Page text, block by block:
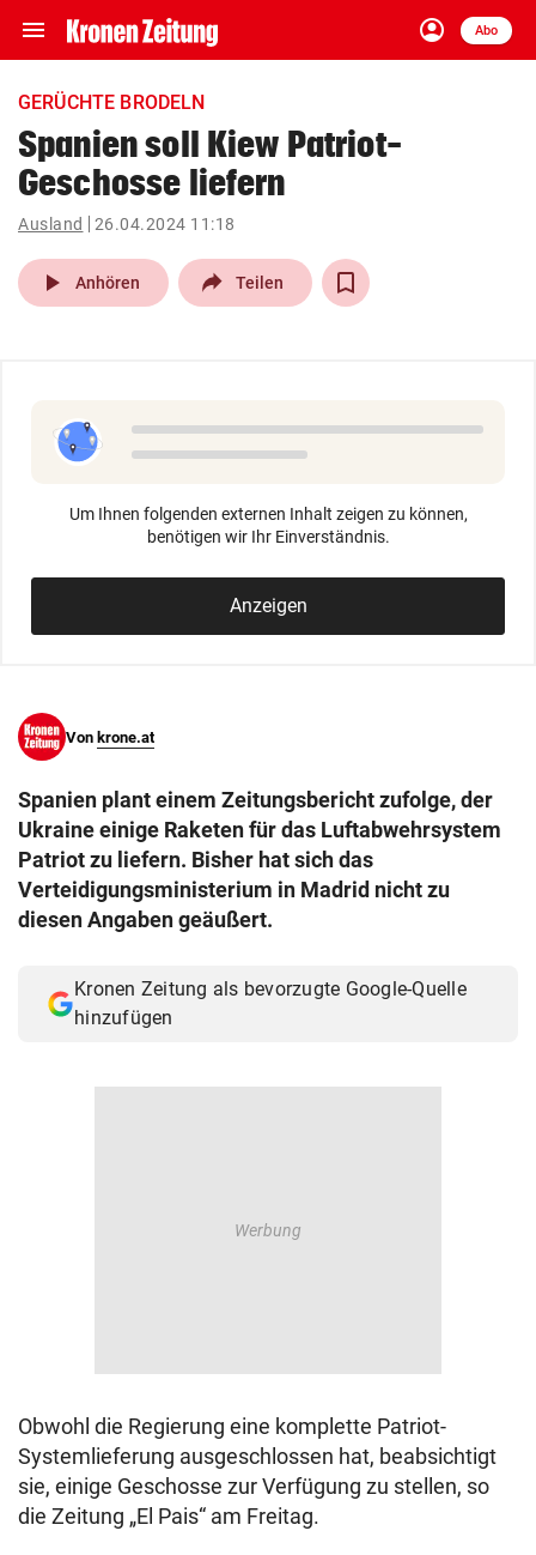
menu Navigation
ein-/ausklappen
account_circle
Anmelden
Abo
close Schließen
account_circle Anmelden
pin_drop
Wien arrow_right
search
eingeben
GERÜCHTE BRODELN
Spanien soll Kiew Patriot-
Geschosse liefern
Ausland 26.04.2024 11:18
play_arrow Anhören Teilen
Um Ihnen folgenden externen Inhalt zeigen zu können,
benötigen wir Ihr Einverständnis.
Anzeigen
Von krone.at
Spanien plant einem Zeitungsbericht zufolge, der
Ukraine einige Raketen für das Luftabwehrsystem
Patriot zu liefern. Bisher hat sich das
Verteidigungsministerium in Madrid nicht zu
diesen Angaben geäußert.
Kronen Zeitung als bevorzugte Google-Quelle
hinzufügen
Obwohl die Regierung eine komplette Patriot-
Systemlieferung ausgeschlossen hat, beabsichtigt
sie, einige Geschosse zur Verfügung zu stellen, so
die Zeitung „El Pais“ am Freitag.